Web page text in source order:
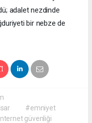
adalet nezdinde
bir nebze de
#emniyet
güvenliği